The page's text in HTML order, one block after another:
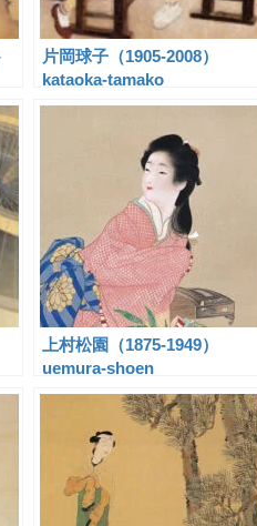
片岡球子（1905-2008）
kataoka-tamako
上村松園（1875-1949）
uemura-shoen